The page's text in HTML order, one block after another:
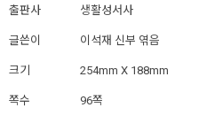
출판사 생활성서사
글쓴이 이석재 신부 엮음
크기 254mm X 188mm
쪽수 96쪽